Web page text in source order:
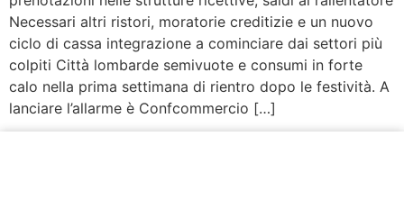
Necessari altri ristori, moratorie creditizie e un nuovo
ciclo di cassa integrazione a cominciare dai settori più
colpiti Città lombarde semivuote e consumi in forte
calo nella prima settimana di rientro dopo le festività. A
lanciare l’allarme è Confcommercio […]